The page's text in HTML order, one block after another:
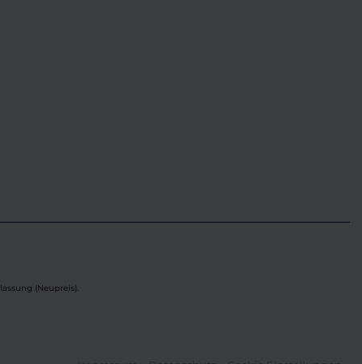
(Neupreis).